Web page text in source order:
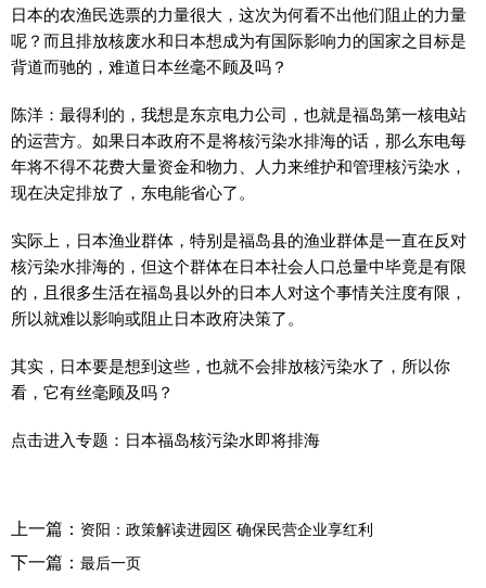
日本的农渔民选票的力量很大，这次为何看不出他们阻止的力量
呢？而且排放核废水和日本想成为有国际影响力的国家之目标是
背道而驰的，难道日本丝毫不顾及吗？
陈洋：最得利的，我想是东京电力公司，也就是福岛第一核电站
的运营方。如果日本政府不是将核污染水排海的话，那么东电每
年将不得不花费大量资金和物力、人力来维护和管理核污染水，
现在决定排放了，东电能省心了。
实际上，日本渔业群体，特别是福岛县的渔业群体是一直在反对
核污染水排海的，但这个群体在日本社会人口总量中毕竟是有限
的，且很多生活在福岛县以外的日本人对这个事情关注度有限，
所以就难以影响或阻止日本政府决策了。
其实，日本要是想到这些，也就不会排放核污染水了，所以你
看，它有丝毫顾及吗？
点击进入专题：日本福岛核污染水即将排海
上一篇： 资阳：政策解读进园区 确保民营企业享红利
下一篇： 最后一页